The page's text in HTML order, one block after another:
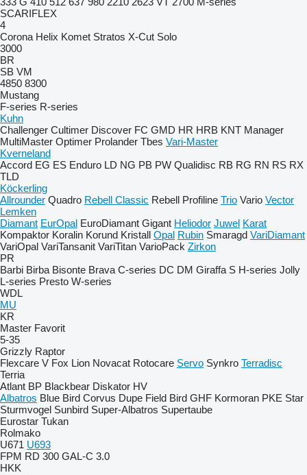
SCARIFLEX
4
Corona Helix Komet Stratos X-Cut Solo
3000
BR
SB VM
4850 8300
Mustang
F-series R-series
Kuhn
Challenger Cultimer Discover FC GMD HR HRB KNT Manager
MultiMaster Optimer Prolander Tbes Vari-Master
Kverneland
Accord EG ES Enduro LD NG PB PW Qualidisc RB RG RN RS RX
TLD
Köckerling
Allrounder Quadro Rebell Classic Rebell Profiline Trio Vario Vector
Lemken
Diamant EurOpal EuroDiamant Gigant Heliodor Juwel Karat
Kompaktor Koralin Korund Kristall Opal Rubin Smaragd VariDiamant
VariOpal VariTansanit VariTitan VarioPack Zirkon
PR
Barbi Birba Bisonte Brava C-series DC DM Giraffa S H-series Jolly
L-series Presto W-series
WDL
MU
KR
Master Favorit
5-35
Grizzly Raptor
Flexcare V Fox Lion Novacat Rotocare Servo Synkro Terradisc
Terria
Atlant BP Blackbear Diskator HV
Albatros Blue Bird Corvus Dupe Field Bird GHF Kormoran PKE Star
Sturmvogel Sunbird Super-Albatros Supertaube
Eurostar Tukan
Rolmako
U671 U693
FPM RD 300 GAL-C 3.0
HKK